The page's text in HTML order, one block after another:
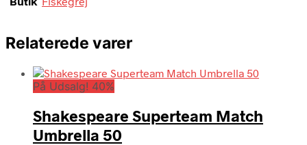
Relaterede varer
På Udsalg! 40%
Shakespeare Superteam Match
Umbrella 50